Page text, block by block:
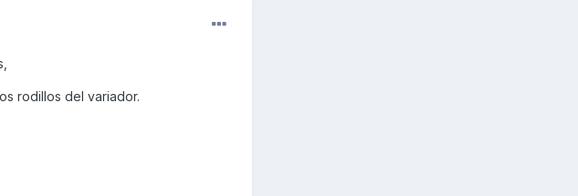
rodillos del variador.